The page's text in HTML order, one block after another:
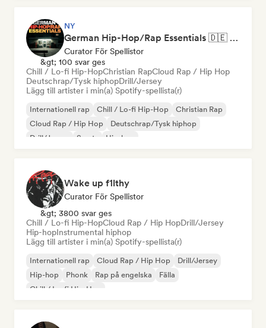
NY
German Hip-Hop/Rap Essentials 🇩🇪 Deutschrap, Cloud Rap & Trap
Curator För Spellistor
&gt; 100 svar ges
Chill / Lo-fi Hip-HopChristian RapCloud Rap / Hip Hop
Deutschrap/Tysk hiphopDrill/Jersey
Lägg till artister i min(a) Spotify-spellista(r)
Internationell rap Chill / Lo-fi Hip-Hop
Christian Rap
Cloud Rap / Hip Hop
Deutschrap/Tysk hiphop
Drill/Jersey
Smuts Hip-hop
Wake up f1lthy
Curator För Spellistor
&gt; 3800 svar ges
Chill / Lo-fi Hip-HopCloud Rap / Hip HopDrill/Jersey
Hip-hopInstrumental hiphop
Lägg till artister i min(a) Spotify-spellista(r)
Internationell rap Cloud Rap / Hip Hop
Drill/Jersey
Hip-hop
Phonk Rap på engelska
Fälla
Chill / Lo-fi Hip-Hop